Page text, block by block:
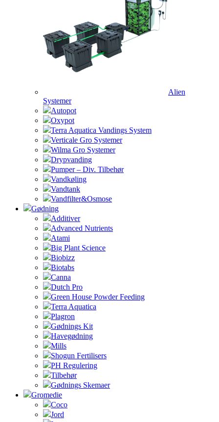
Alien
Systemer
Autopot
Oxypot
Terra Aquatica Vandings System
Verticale Gro Systemer
Wilma Gro Systemer
Drypvanding
Pumper – Div. Tilbehør
Vandkøling
Vandtank
Vandfilter&Osmose
Gødning
Additiver
Advanced Nutrients
Atami
Big Plant Science
Biobizz
Biotabs
Canna
Dutch Pro
Green House Powder Feeding
Terra Aquatica
Plagron
Gødnings Kit
Havegødning
Mills
Shogun Fertilisers
PH Regulering
Tilbehør
Gødnings Skemaer
Gromedie
Coco
Jord